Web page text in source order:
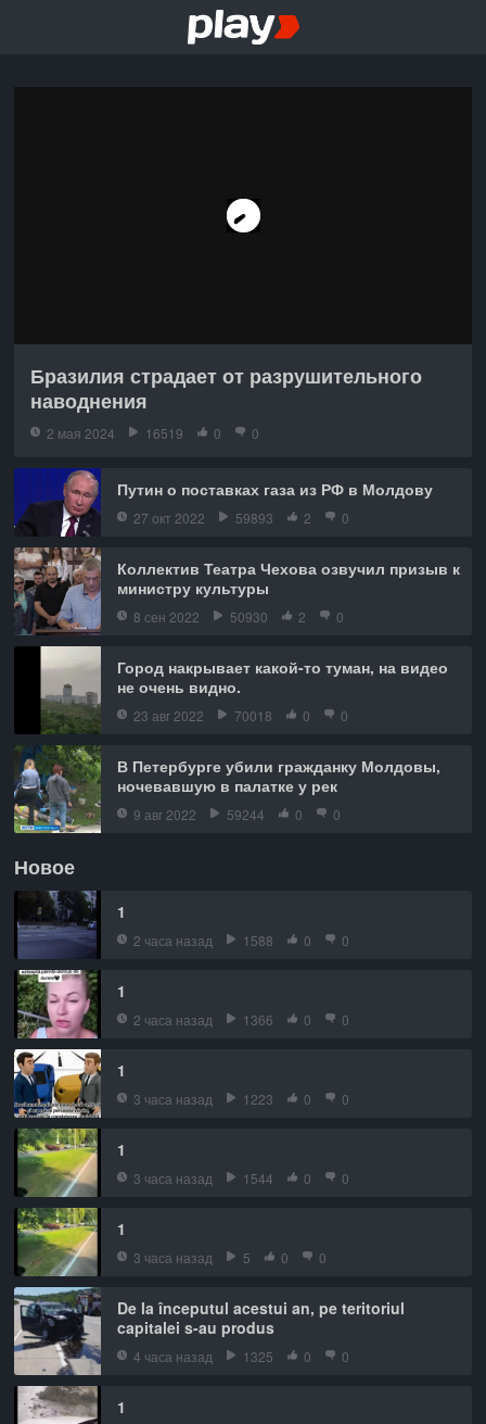
Бразилия страдает от разрушительного
наводнения
2 мая 2024 16519 0 0
Путин о поставках газа из РФ в Молдову
27 окт 2022 59893 2 0
Коллектив Театра Чехова озвучил призыв к
министру культуры
8 сен 2022 50930 2 0
Город накрывает какой-то туман, на видео
не очень видно.
23 авг 2022 70018 0 0
В Петербурге убили гражданку Молдовы,
ночевавшую в палатке у рек
9 авг 2022 59244 0 0
Новое
1
2 часа назад 1588 0 0
1
2 часа назад 1366 0 0
1
3 часа назад 1223 0 0
1
3 часа назад 1544 0 0
1
3 часа назад 5 0 0
De la începutul acestui an, pe teritoriul
capitalei s-au produs
4 часа назад 1325 0 0
1